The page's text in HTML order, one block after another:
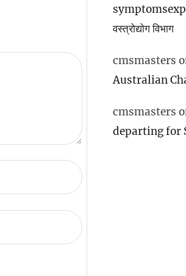
वस्‍त्रोद्योग विभाग
cmsmasters
Australian
cmsmasters
departing for